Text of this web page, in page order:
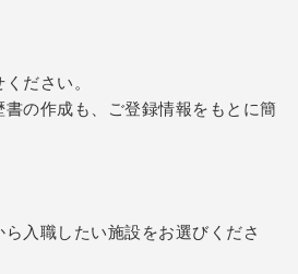
ださい。
書の作成も、ご登録情報をもとに簡
入職したい施設をお選びくださ